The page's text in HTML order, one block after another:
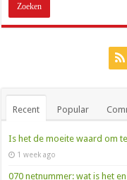
Recent Popular
Is het de moeite waard om
1 week ago
070 netnummer: wat is het